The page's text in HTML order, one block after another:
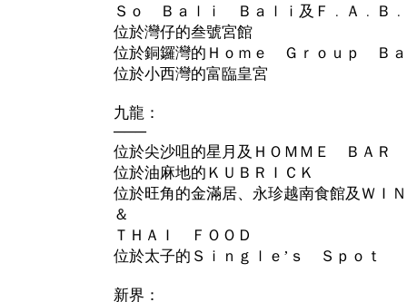
Ｓｏ Ｂａｌｉ Ｂａｌｉ及Ｆ﹒Ａ﹒Ｂ﹒
位於灣仔的叁號宮館
位於銅鑼灣的Ｈｏｍｅ Ｇｒｏｕｐ Ｂ
位於小西灣的富臨皇宮
九龍：
───
位於尖沙咀的星月及ＨＯＭＭＥ ＢＡ
位於油麻地的ＫＵＢＲＩＣＫ
位於旺角的金滿居、永珍越南食館及Ｗ
＆
ＴＨＡＩ ＦＯＯＤ
位於太子的Ｓｉｎｇｌｅ’ｓ Ｓｐｏｔ
新界：